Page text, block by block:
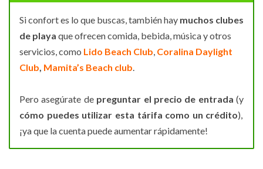
Si confort es lo que buscas, también hay muchos clubes
de playa que ofrecen comida, bebida, música y otros
servicios, como Lido Beach Club Coralina Daylight
Club Mamita’s Beach club
Pero asegúrate de preguntar el precio de entrada (y
cómo puedes utilizar esta tárifa como un crédito),
¡ya que la cuenta puede aumentar rápidamente!